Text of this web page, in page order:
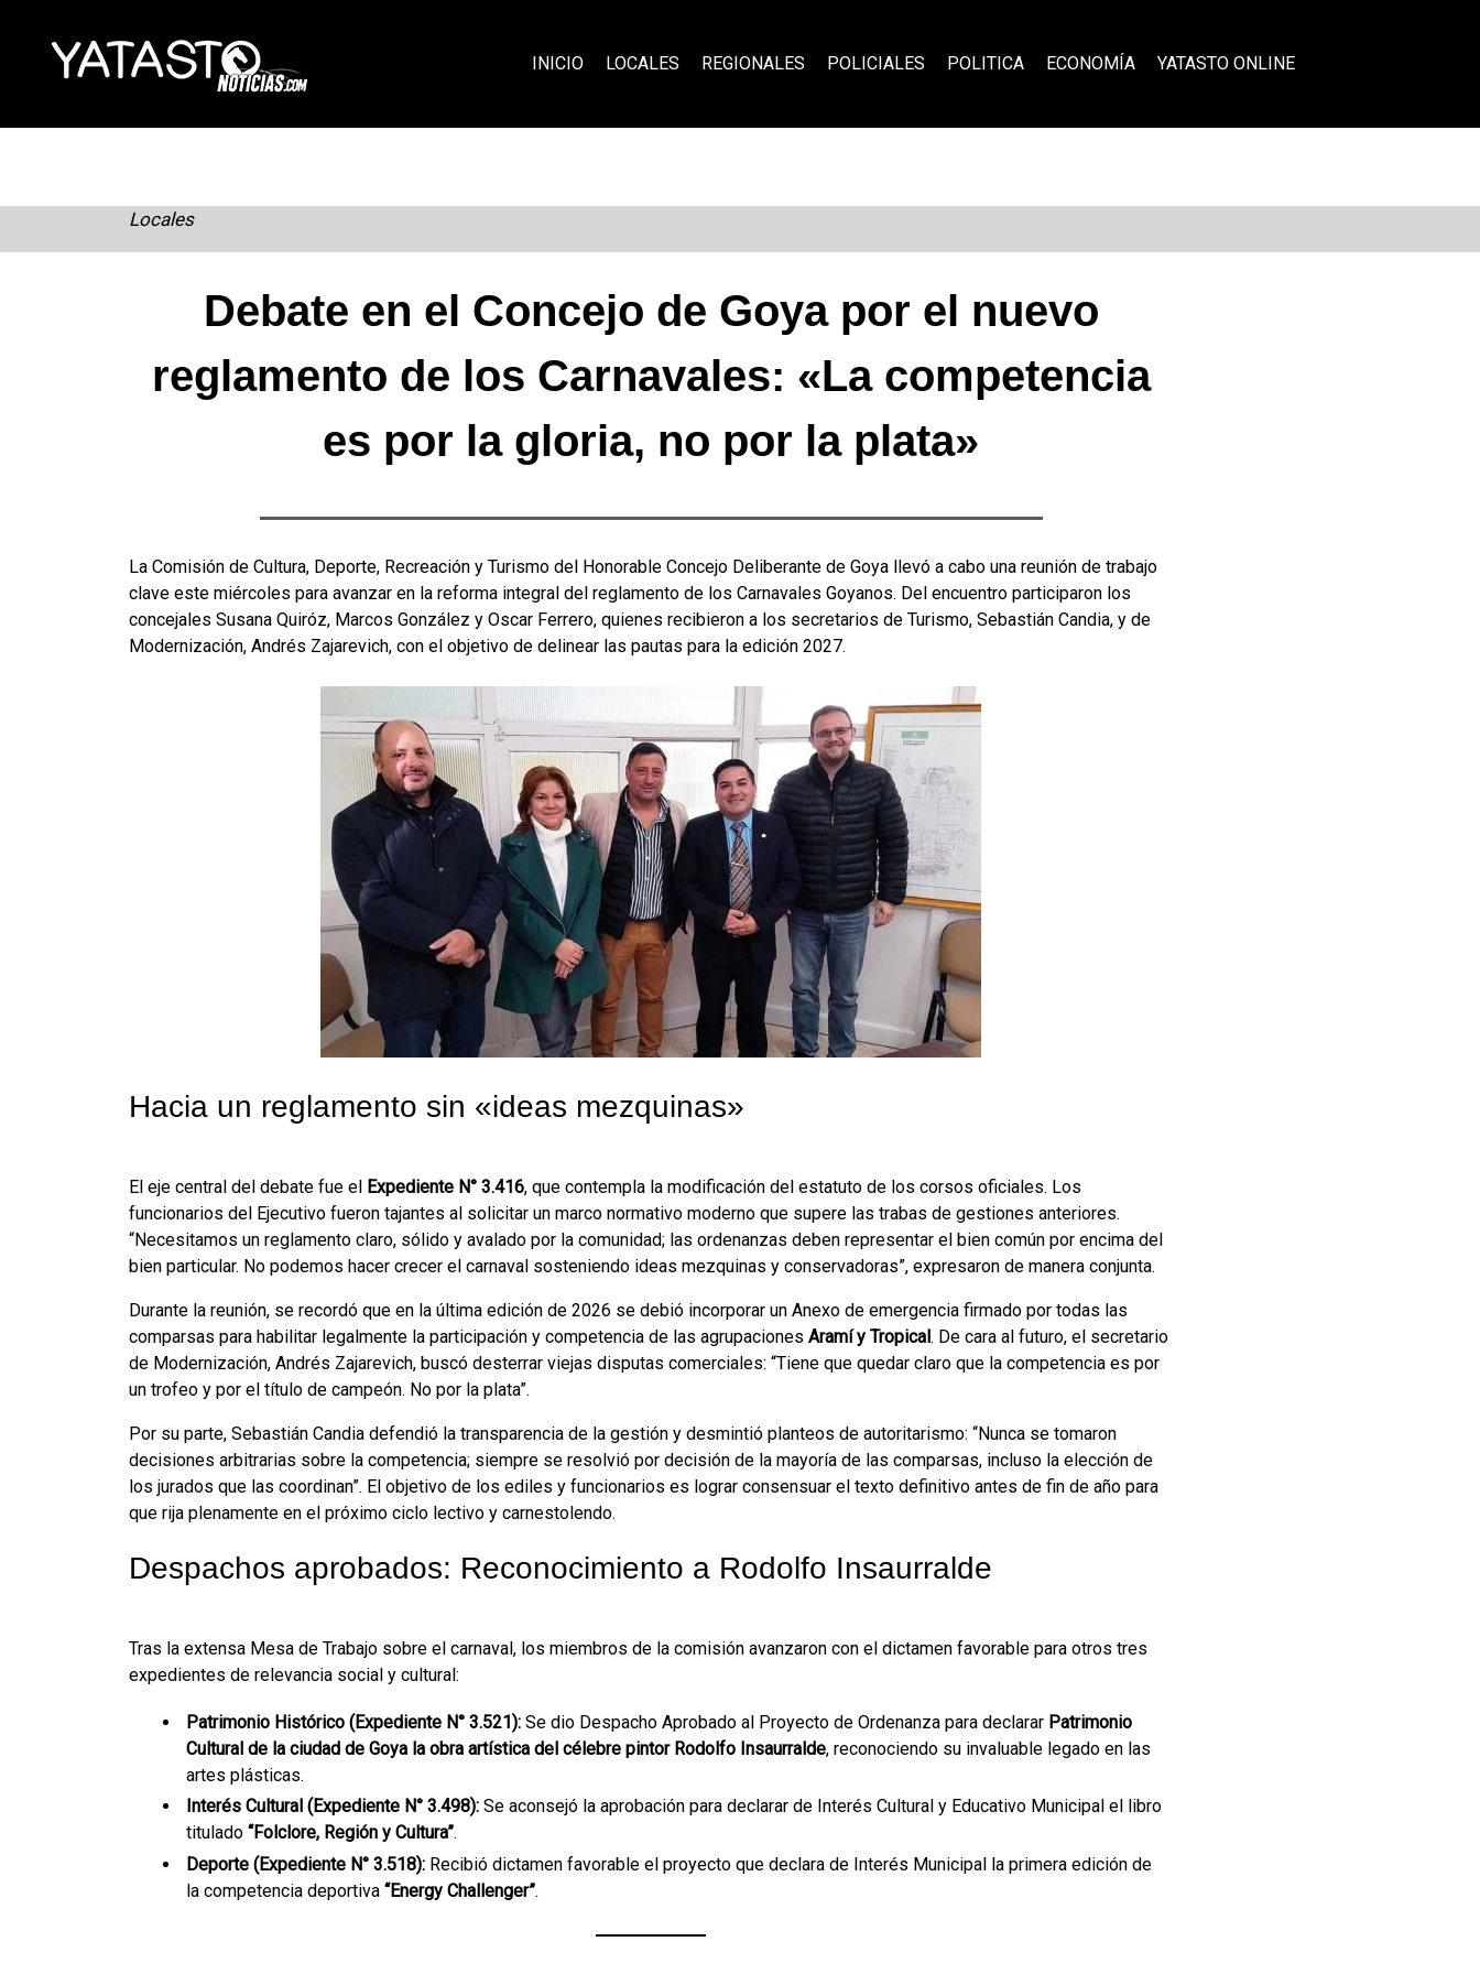
INICIO LOCALES REGIONALES POLICIALES POLITICA ECONOMÍA YATASTO ONLINE
Locales
Debate en el Concejo de Goya por el nuevo
reglamento de los Carnavales: «La competencia
es por la gloria, no por la plata»
La Comisión de Cultura, Deporte, Recreación y Turismo del Honorable Concejo Deliberante de Goya llevó a cabo una reunión de trabajo
clave este miércoles para avanzar en la reforma integral del reglamento de los Carnavales Goyanos. Del encuentro participaron los
concejales Susana Quiróz, Marcos González y Oscar Ferrero, quienes recibieron a los secretarios de Turismo, Sebastián Candia, y de
Modernización, Andrés Zajarevich, con el objetivo de delinear las pautas para la edición 2027.
Hacia un reglamento sin «ideas mezquinas»
El eje central del debate fue el Expediente N° 3.416, que contempla la modificación del estatuto de los corsos oficiales. Los
funcionarios del Ejecutivo fueron tajantes al solicitar un marco normativo moderno que supere las trabas de gestiones anteriores.
“Necesitamos un reglamento claro, sólido y avalado por la comunidad; las ordenanzas deben representar el bien común por encima del
bien particular. No podemos hacer crecer el carnaval sosteniendo ideas mezquinas y conservadoras”, expresaron de manera conjunta.
Durante la reunión, se recordó que en la última edición de 2026 se debió incorporar un Anexo de emergencia firmado por todas las
comparsas para habilitar legalmente la participación y competencia de las agrupaciones Aramí y Tropical. De cara al futuro, el secretario
de Modernización, Andrés Zajarevich, buscó desterrar viejas disputas comerciales: “Tiene que quedar claro que la competencia es por
un trofeo y por el título de campeón. No por la plata”.
Por su parte, Sebastián Candia defendió la transparencia de la gestión y desmintió planteos de autoritarismo: “Nunca se tomaron
decisiones arbitrarias sobre la competencia; siempre se resolvió por decisión de la mayoría de las comparsas, incluso la elección de
los jurados que las coordinan”. El objetivo de los ediles y funcionarios es lograr consensuar el texto definitivo antes de fin de año para
que rija plenamente en el próximo ciclo lectivo y carnestolendo.
Despachos aprobados: Reconocimiento a Rodolfo Insaurralde
Tras la extensa Mesa de Trabajo sobre el carnaval, los miembros de la comisión avanzaron con el dictamen favorable para otros tres
expedientes de relevancia social y cultural:
Patrimonio Histórico (Expediente N° 3.521): Se dio Despacho Aprobado al Proyecto de Ordenanza para declarar Patrimonio
Cultural de la ciudad de Goya la obra artística del célebre pintor Rodolfo Insaurralde, reconociendo su invaluable legado en las
artes plásticas.
Interés Cultural (Expediente N° 3.498): Se aconsejó la aprobación para declarar de Interés Cultural y Educativo Municipal el libro
titulado “Folclore, Región y Cultura”.
Deporte (Expediente N° 3.518): Recibió dictamen favorable el proyecto que declara de Interés Municipal la primera edición de
la competencia deportiva “Energy Challenger”.